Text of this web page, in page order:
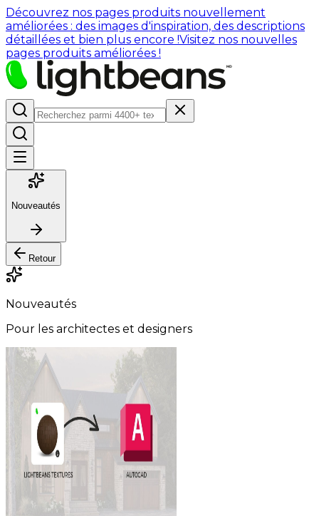
Découvrez nos pages produits nouvellement
améliorées : des images d'inspiration, des descriptions
détaillées et bien plus encore !Visitez nos nouvelles
pages produits améliorées !
Nouveautés
Retour
Nouveautés
Pour les architectes et designers